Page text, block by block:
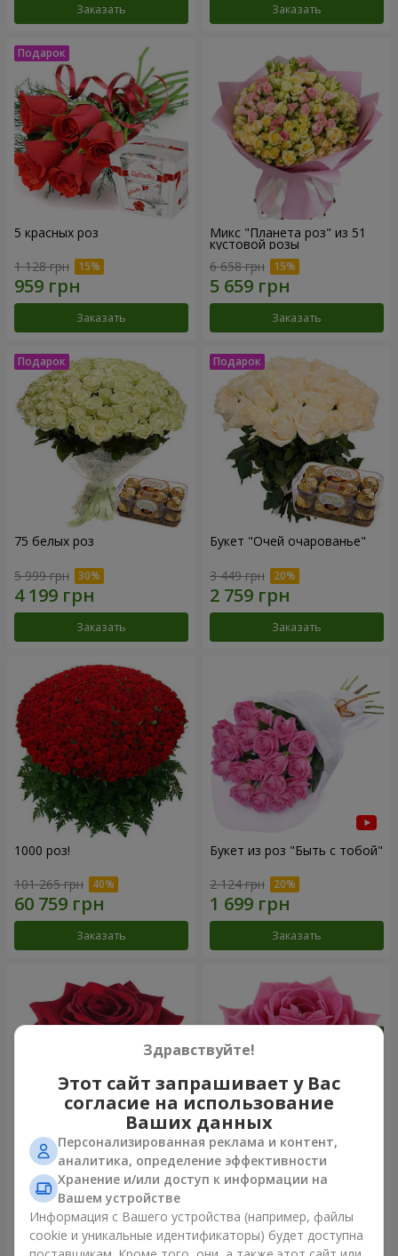
Заказать Заказать
5 красных роз
1 128 грн
Заказать
Микс "Планета роз" из 51
кустовой розы
6 658 грн
Заказать
75 белых роз
5 999 грн
Заказать
Букет "Очей очарованье"
3 449 грн
Заказать
1000 роз!
101 265 грн
Заказать
Букет из роз "Быть с тобой"
2 124 грн
Заказать
Роза красная (поштучно)
Заказать
Роза розовая (поштучно)
Заказать
Здравствуйте!
Этот сайт запрашивает у Вас
согласие на использование
Ваших данных
Персонализированная реклама и контент,
аналитика, определение эффективности
Хранение и/или доступ к информации на
Вашем устройстве
Информация с Вашего устройства (например, файлы
cookie и уникальные идентификаторы) будет доступна